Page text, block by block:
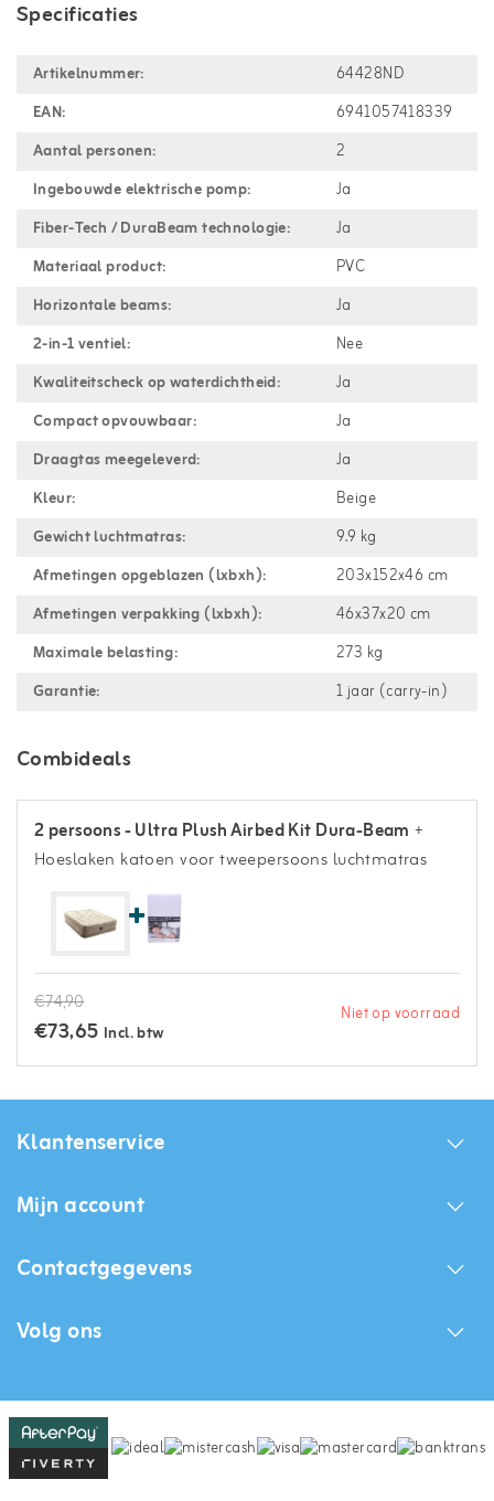
Specificaties
Artikelnummer:
64428ND
EAN:
6941057418339
Aantal personen:
2
Ingebouwde elektrische pomp:
Ja
Fiber-Tech / DuraBeam technologie:
Ja
Materiaal product:
PVC
Horizontale beams:
Ja
2-in-1 ventiel:
Nee
Kwaliteitscheck op waterdichtheid:
Ja
Compact opvouwbaar:
Ja
Draagtas meegeleverd:
Ja
Kleur:
Beige
Gewicht luchtmatras:
9.9 kg
Afmetingen opgeblazen (lxbxh):
203x152x46 cm
Afmetingen verpakking (lxbxh):
46x37x20 cm
Maximale belasting:
273 kg
Garantie:
1 jaar (carry-in)
Combideals
2 persoons - Ultra Plush Airbed Kit Dura-Beam +
Hoeslaken katoen voor tweepersoons luchtmatras
€74,90
€73,65 Incl. btw
Niet op voorraad
Klantenservice
Mijn account
Contactgegevens
Volg ons